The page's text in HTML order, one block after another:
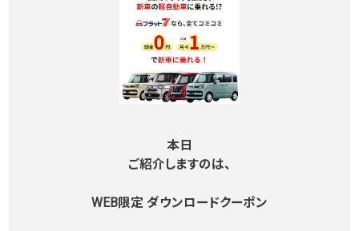
本日
ご紹介しますのは、
WEB限定 ダウンロードクーポン